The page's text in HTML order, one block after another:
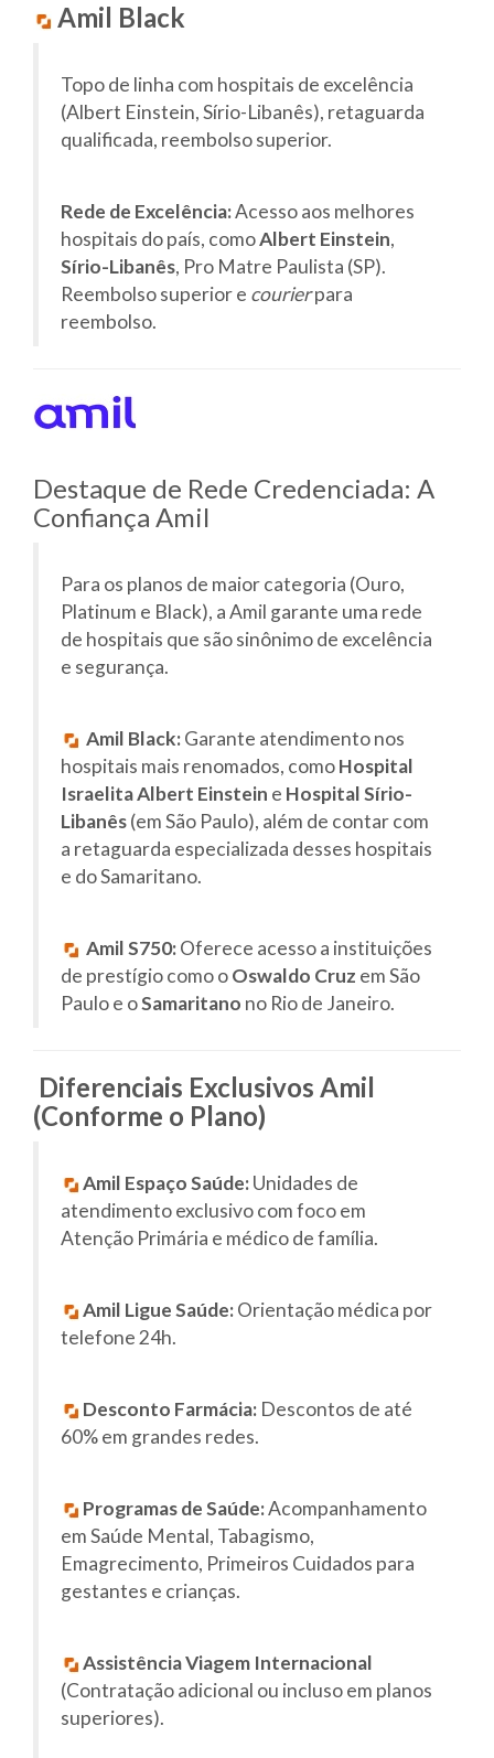
Amil Black
Topo de linha com hospitais de excelência
(Albert Einstein, Sírio-Libanês), retaguarda
qualificada, reembolso superior.
Rede de Excelência:Acesso aos melhores
hospitais do país, comoAlbert Einstein,
Sírio-Libanês, Pro Matre Paulista (SP).
Reembolso superior e courierpara
reembolso.
Destaque de Rede Credenciada: A
Confiança Amil
Para os planos de maior categoria (Ouro,
Platinum e Black), a Amil garante uma rede
de hospitais que são sinônimo de excelência
e segurança.
Amil Black:Garante atendimento nos
hospitais mais renomados, comoHospital
Israelita Albert Einstein e Hospital Sírio-
Libanês(em São Paulo), além de contar com
a retaguarda especializada desses hospitais
e do Samaritano.
Amil S750:Oferece acesso a instituições
de prestígio como oOswaldo Cruz em São
Paulo e oSamaritano no Rio de Janeiro.
Diferenciais Exclusivos Amil
(Conforme o Plano)
Amil Espaço Saúde:Unidades de
atendimento exclusivo com foco em
Atenção Primária e médico de família.
Amil Ligue Saúde:Orientação médica por
telefone 24h.
Desconto Farmácia: Descontos de até
60% em grandes redes.
Programas de Saúde:Acompanhamento
em Saúde Mental, Tabagismo,
Emagrecimento, Primeiros Cuidados para
gestantes e crianças.
Assistência Viagem Internacional
(Contratação adicional ou incluso em planos
superiores).